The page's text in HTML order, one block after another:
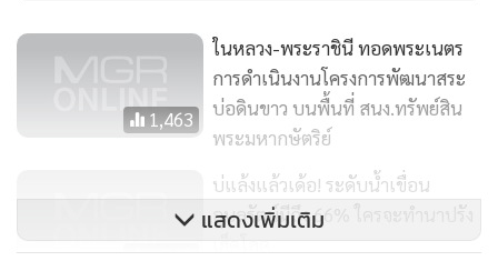
1,463
ในหลวง-พระราชินี ทอดพระเนตร
การดำเนินงานโครงการพัฒนาสระ
บ่อดินขาว บนพื้นที่ สนง.ทรัพย์สิน
พระมหากษัตริย์
1,363
บ่แล้งแล้วเด้อ! ระดับน้ำเขื่อน
อุบลรัตน์มีถึง 66% ใครจะทำนาปรัง
เฮ็ดโลด
แสดงเพิ่มเติม